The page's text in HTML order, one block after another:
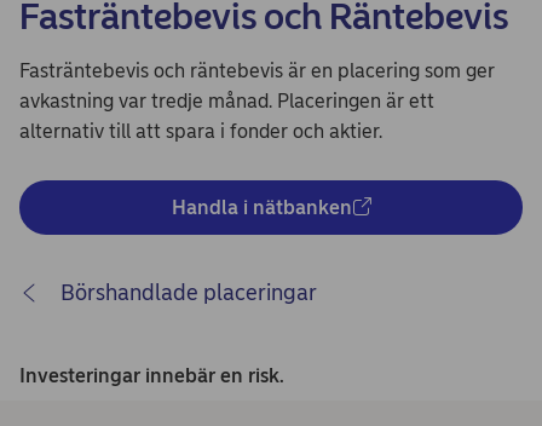
Fasträntebevis och Räntebevis
Fasträntebevis och räntebevis är en placering som ger
avkastning var tredje månad. Placeringen är ett
alternativ till att spara i fonder och aktier.
Handla i nätbanken
Börshandlade placeringar
Investeringar innebär en risk.